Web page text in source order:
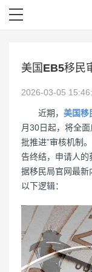
美国EB5移民
2026-03-05
近期， 美国移
月30日起，将全
批推进”审核机制
告终结，申请人的
据移民局官网最
以下逻辑：